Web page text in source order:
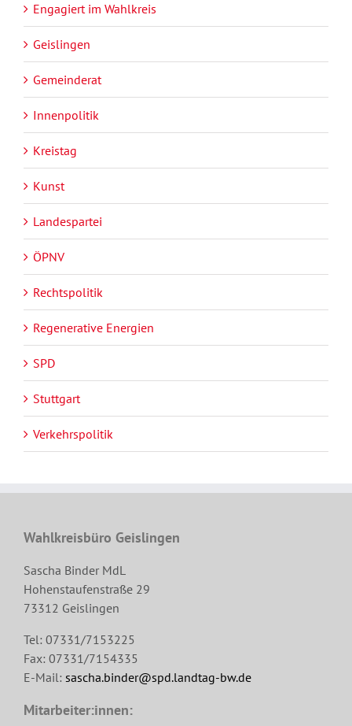
Engagiert im Wahlkreis
Geislingen
Gemeinderat
Innenpolitik
Kreistag
Kunst
Landespartei
ÖPNV
Rechtspolitik
Regenerative Energien
SPD
Stuttgart
Verkehrspolitik
Wahlkreisbüro Geislingen
Sascha Binder MdL
Hohenstaufenstraße 29
73312 Geislingen
Tel: 07331/7153225
Fax: 07331/7154335
E-Mail: sascha.binder@spd.landtag-bw.de
Mitarbeiter:innen: